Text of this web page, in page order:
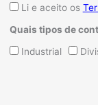
AceiteLi e aceito os
Quais tipos de
QuaisIndustrial